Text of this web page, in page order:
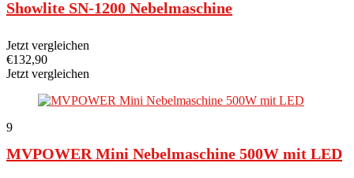
Showlite SN-1200 Nebelmaschine
Jetzt vergleichen
€132,90
Jetzt vergleichen
9
MVPOWER Mini Nebelmaschine 500W mit LED